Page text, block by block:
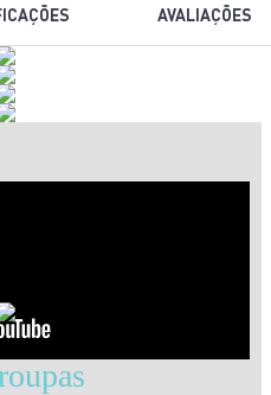
AVALIAÇÕES